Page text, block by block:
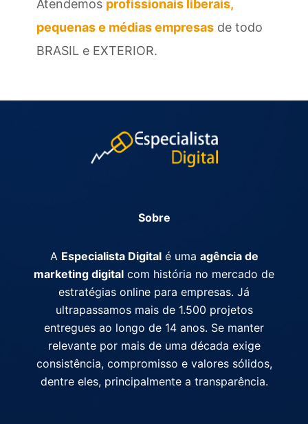
Atendemos profissionais liberais,
pequenas e médias empresas de todo
BRASIL e EXTERIOR.
Sobre
A Especialista Digitalé uma agência de
marketing digital com história no mercado de
estratégias online para empresas. Já
ultrapassamos mais de 1.500 projetos
entregues ao longo de 14 anos. Se manter
relevante por mais de uma década exige
consistência, compromisso e valores sólidos,
dentre eles, principalmente a transparência.